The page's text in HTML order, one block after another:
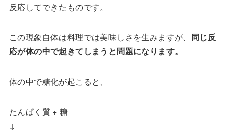
反応してできたものです。
この現象自体は料理では美味しさを生みますが、 同じ反
応が体の中で起きてしまうと問題になります。
体の中で糖化が起こると、
たんぱく質 + 糖
↓